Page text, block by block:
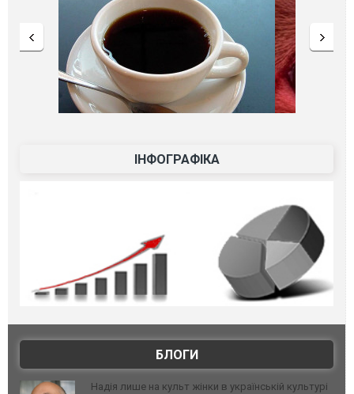
ІНФОГРАФІКА
БЛОГИ
Надія лише на культ жінки в українській культурі